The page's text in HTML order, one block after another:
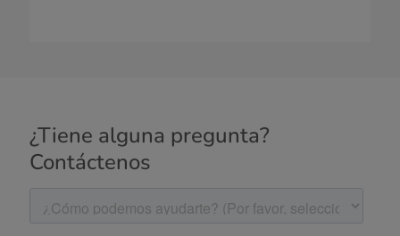
¿Tiene alguna pregunta?
Contáctenos